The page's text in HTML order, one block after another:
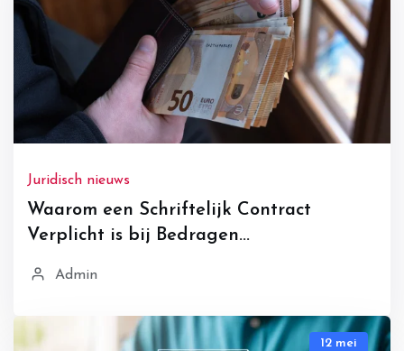
Juridisch nieuws
Waarom een Schriftelijk Contract
Verplicht is bij Bedragen...
Admin
12 mei